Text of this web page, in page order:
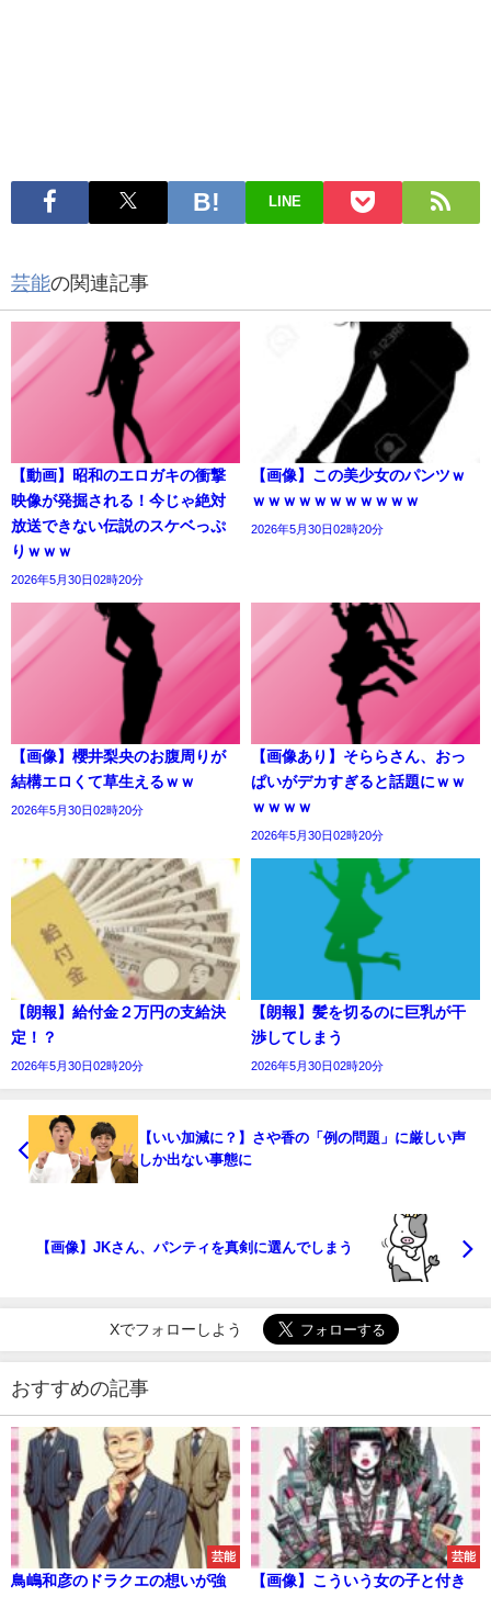
LINE
芸能の関連記事
【動画】昭和のエロガキの衝撃
映像が発掘される！今じゃ絶対
放送できない伝説のスケベっぷ
りｗｗｗ
2026年5月30日02時20分
【画像】この美少女のパンツｗ
ｗｗｗｗｗｗｗｗｗｗｗ
2026年5月30日02時20分
【画像】櫻井梨央のお腹周りが
結構エロくて草生えるｗｗ
2026年5月30日02時20分
【画像あり】そららさん、おっ
ぱいがデカすぎると話題にｗｗ
ｗｗｗｗ
2026年5月30日02時20分
【朗報】給付金２万円の支給決
定！？
2026年5月30日02時20分
【朗報】髪を切るのに巨乳が干
渉してしまう
2026年5月30日02時20分
【いい加減に？】さや香の「例の問題」に厳しい声
しか出ない事態に
【画像】JKさん、パンティを真剣に選んでしまう
Xでフォローしよう
おすすめの記事
芸能
鳥嶋和彦のドラクエの想いが強
芸能
【画像】こういう女の子と付き